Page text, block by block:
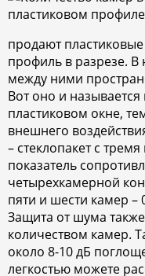
продают
профиль в разрезе. В
между ними
Вот оно и
пластиковом окне,
внешнего
– стеклопакет с
показатель
четырехкамерной
пяти и шести камер –
Защита от шума
количеством камер.
около 8-10 дБ
легкостью можете